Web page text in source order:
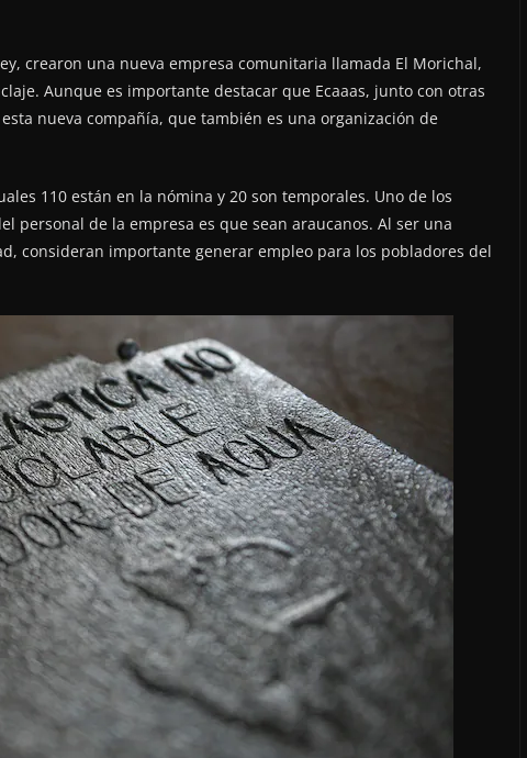
crearon una nueva empresa comunitaria llamada El Morichal,
Aunque es importante destacar que Ecaaas, junto con otras
nueva compañía, que también es una organización de
110 están en la nómina y 20 son temporales. Uno de los
personal de la empresa es que sean araucanos. Al ser una
consideran importante generar empleo para los pobladores del